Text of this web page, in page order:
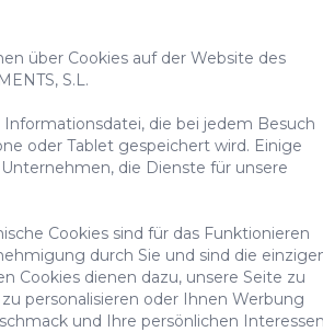
in Jerusalem:
Am Morgen findet
die von der Eremitage von San
von Gran Canaria verläuft.
San Telmo gefeiert.
Ablegen durch die Nazarener
Santo Domingo de Guzman
der Bruderschaft der
Inseln statt.
über Cookies auf der Website des
S.L.
die bei jedem Besuch
oder Tablet gespeichert wird. Einige
die Dienste für unsere
Cookies sind für das Funktionieren
durch Sie und sind die
Cookies dienen dazu, unsere Seite zu
personalisieren oder Ihnen Werbung
und Ihre persönlichen Interessen